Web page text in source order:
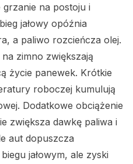
grzanie na postoju i
jałowy opóźnia
a paliwo rozcieńcza olej.
zimno zwiększają
życie panewek. Krótkie
roboczej kumulują
Dodatkowe obciążenie
zwiększa dawkę paliwa i
aut dopuszcza
jałowym, ale zyski